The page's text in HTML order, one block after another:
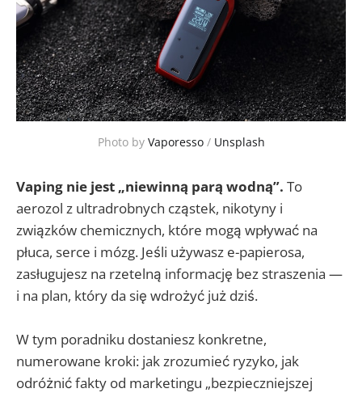
Photo by Vaporesso / Unsplash
Vaping nie jest „niewinną parą wodną”. To
aerozol z ultradrobnych cząstek, nikotyny i
związków chemicznych, które mogą wpływać na
płuca, serce i mózg. Jeśli używasz e-papierosa,
zasługujesz na rzetelną informację bez straszenia —
i na plan, który da się wdrożyć już dziś.
W tym poradniku dostaniesz konkretne,
numerowane kroki: jak zrozumieć ryzyko, jak
odróżnić fakty od marketingu „bezpieczniejszej